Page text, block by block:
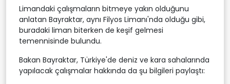
Limandaki çalışmaların bitmeye yakın olduğunu
anlatan Bayraktar, aynı Filyos Limanı'nda olduğu gibi,
buradaki liman biterken de keşif gelmesi
temennisinde bulundu.
Bakan Bayraktar, Türkiye'de deniz ve kara sahalarında
yapılacak çalışmalar hakkında da şu bilgileri paylaştı: